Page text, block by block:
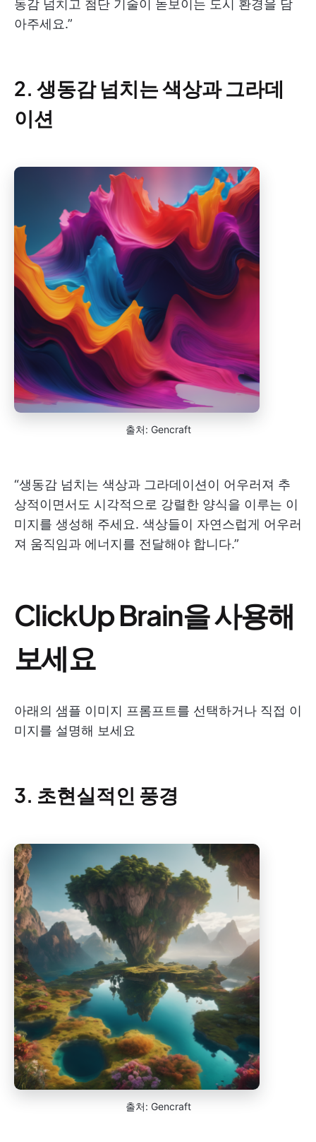
동감 넘치고 첨단 기술이 돋보이는 도시 환경을 담
아주세요.”
2. 생동감 넘치는 색상과 그라데
이션
출처: Gencraft
“생동감 넘치는 색상과 그라데이션이 어우러져 추
상적이면서도 시각적으로 강렬한 양식을 이루는 이
미지를 생성해 주세요. 색상들이 자연스럽게 어우러
져 움직임과 에너지를 전달해야 합니다.”
ClickUp Brain을 사용해
보세요
아래의 샘플 이미지 프롬프트를 선택하거나 직접 이
미지를 설명해 보세요
3. 초현실적인 풍경
출처: Gencraft